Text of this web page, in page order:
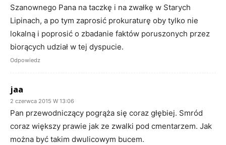
Szanownego Pana na taczkę i na zwałkę w Starych
Lipinach, a po tym zaprosić prokuraturę oby tylko nie
lokalną i poprosić o zbadanie faktów poruszonych przez
biorących udział w tej dyspucie.
Odpowiedz
jaa
2 czerwca 2015 W 13:06
Pan przewodniczący pogrąża się coraz głębiej. Smród
coraz większy prawie jak ze zwalki pod cmentarzem. Jak
można być takim dwulicowym bucem.